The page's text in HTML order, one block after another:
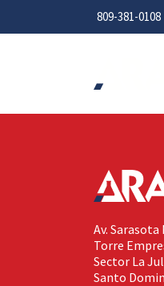
809-381-0108
Av. Sarasota
Torre
Sector La
Santo